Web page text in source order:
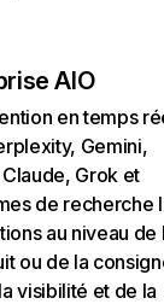
AIO
en temps
Gemini,
Grok et
de recherche
au niveau de
ou de la
visibilité et de la